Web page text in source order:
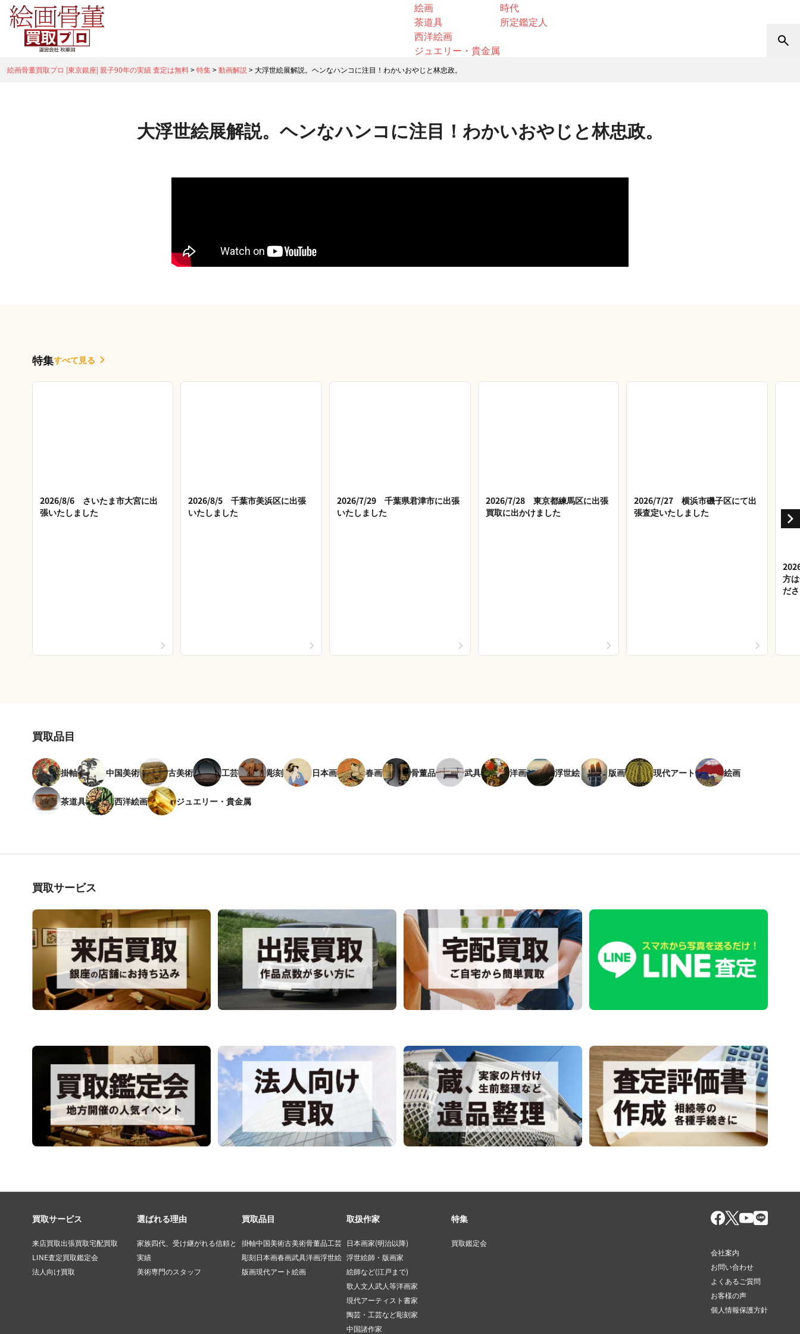
絵画
茶道具
西洋絵画
ジュエリー・貴金属
時代
所定鑑定人
絵画骨董買取プロ |東京銀座| 親子90年の実績 査定は無料>特集>動画解説 >大浮世絵展解説。ヘンなハンコに注目！わかいおやじと林忠政。
大浮世絵展解説。ヘンなハンコに注目！わかいおやじと林忠政。
特集すべて見る
2026/8/6 さいたま市大宮に出
張いたしました
2026/8/5 千葉市美浜区に出張
いたしました
2026/7/29 千葉県君津市に出張
いたしました
2026/7/28 東京都練馬区に出張
買取に出かけました
2026/7/27 横浜市磯子区にて出
張査定いたしました
方
だ
買取品目
掛軸 中国美術 古美術 工芸 彫刻 日本画 春画 骨董品 武具 洋画 浮世絵 版画 現代アート 絵画
茶道具 西洋絵画 ジュエリー・貴金属
買取サービス
買取サービス
来店買取出張買取宅配買取
LINE査定買取鑑定会
法人向け買取
選ばれる理由
家族四代、受け継がれる信頼と
実績
美術専門のスタッフ
買取品目
掛軸中国美術古美術骨董品工芸
彫刻日本画春画武具洋画浮世絵
版画現代アート絵画
取扱作家
日本画家(明治以降)
浮世絵師・版画家
絵師など(江戸まで)
歌人文人武人等洋画家
現代アーティスト書家
陶芸・工芸など彫刻家
中国諸作家
特集
買取鑑定会
会社案内
お問い合わせ
よくあるご質問
お客様の声
個人情報保護方針